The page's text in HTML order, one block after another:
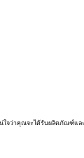
จว่าคุณจะได้รับผลิตภัณฑ์แ